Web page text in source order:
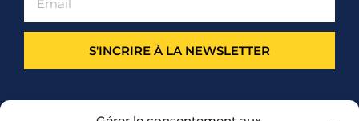
S'INCRIRE À LA NEWSLETTER